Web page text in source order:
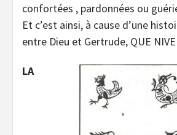
confortées , pardonnées ou
Et c’est ainsi, à cause d’une
entre Dieu et Gertrude, QUE
LA